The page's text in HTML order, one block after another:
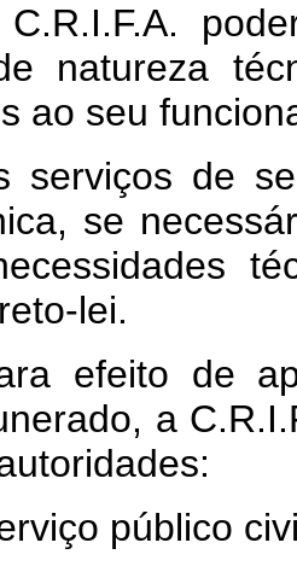
natureza
ao seu
serviços de
se
lei.
efeito de
a
público